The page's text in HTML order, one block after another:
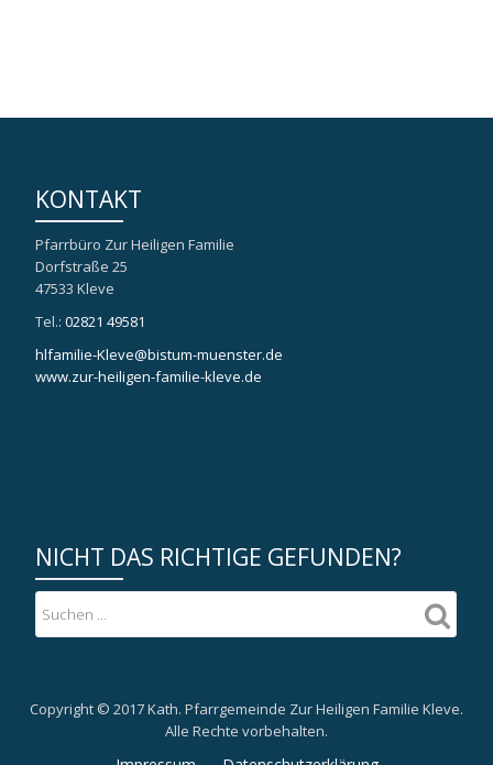
KONTAKT
Pfarrbüro Zur Heiligen Familie
Dorfstraße 25
47533 Kleve
Tel.: 02821 49581
hlfamilie-Kleve@bistum-muenster.de
www.zur-heiligen-familie-kleve.de
NICHT DAS RICHTIGE GEFUNDEN?
Copyright © 2017 Kath. Pfarrgemeinde Zur Heiligen Familie Kleve.
Alle Rechte vorbehalten.